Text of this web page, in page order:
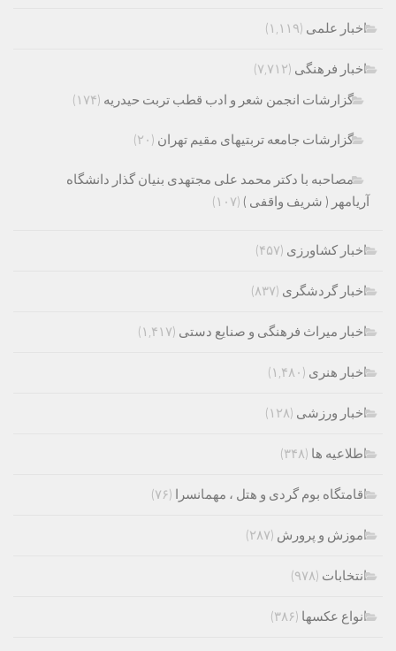
اخبار علمی (۱,۱۱۹)
اخبار فرهنگی (۷,۷۱۲)
گزارشات انجمن شعر و ادب قطب تربت حیدریه (۱۷۴)
گزارشات جامعه تربتیهای مقیم تهران (۲۰)
مصاحبه با دکتر محمد علی مجتهدی بنیان گذار دانشگاه
آریامهر ( شریف واقفی ) (۱۰۷)
اخبار کشاورزی (۴۵۷)
اخبار گردشگری (۸۳۷)
اخبار میراث فرهنگی و صنایع دستی (۱,۴۱۷)
اخبار هنری (۱,۴۸۰)
اخبار ورزشی (۱۲۸)
اطلاعیه ها (۳۴۸)
اقامتگاه بوم گردی و هتل ، مهمانسرا (۷۶)
اموزش و پرورش (۲۸۷)
انتخابات (۹۷۸)
انواع عکسها (۳۸۶)